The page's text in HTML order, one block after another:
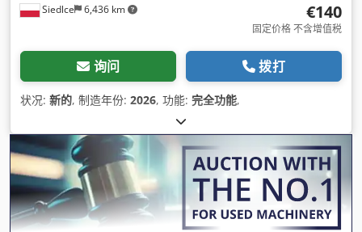
Siedlce 6,436 km €140
固定价格 不含增值税
询问 拨打
状况: 新的, 制造年份: 2026, 功能: 完全功能,